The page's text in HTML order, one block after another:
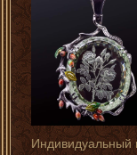
Индивидуальный